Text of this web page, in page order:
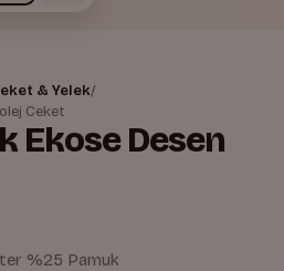
& Yelek/
Ceket
Ekose Desen
%25 Pamuk